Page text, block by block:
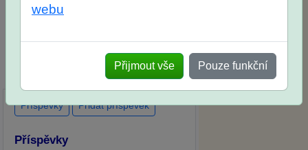
na SŠ? Vaše ohlasy po skutečných
přijímacích zkouškách
webu
Přijmout vše Pouze funkční
Příspěvky Přidat příspěvek
Příspěvky